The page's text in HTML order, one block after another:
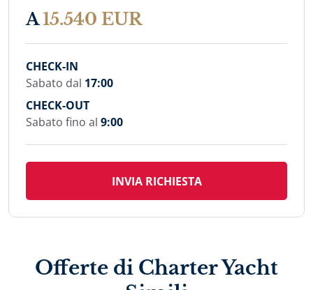
A 15.540 EUR
CHECK-IN
Sabato dal 17:00
CHECK-OUT
Sabato fino al 9:00
INVIA RICHIESTA
Offerte di Charter Yacht